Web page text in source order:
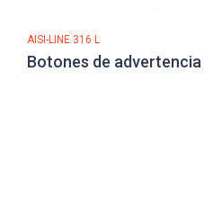
AISI-LINE 316 L
Botones de advertencia